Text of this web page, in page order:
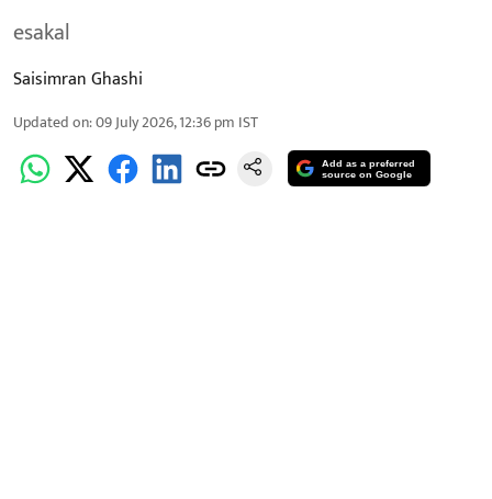
esakal
Saisimran Ghashi
Updated on:09 July 2026, 12:36 pm IST
Add as a preferred
source on Google